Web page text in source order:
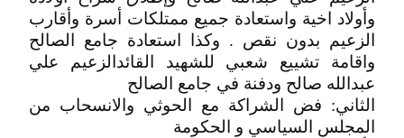
وأولاد اخية واستعادة جميع ممتلكات أسرة وأقارب
الزعيم بدون نقص . وكذا استعادة جامع الصالح
واقامة تشييع شعبي للشهيد القائدالزعيم علي
عبدالله صالح ودفنة في جامع الصالح
الثاني: فض الشراكة مع الحوثي والانسحاب من
المجلس السياسي و الحكومة